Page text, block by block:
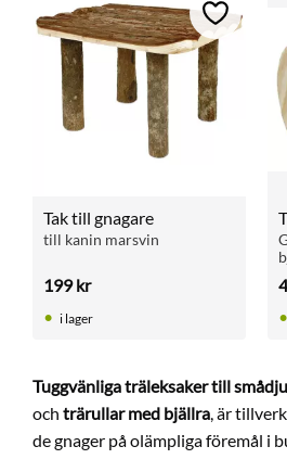
Tak till gnagare
till kanin marsvin
199kr
Lägg till i
i lager
Tuggvänliga träleksaker till
och trärullar med bjällra, är
de gnager på olämpliga föremål i